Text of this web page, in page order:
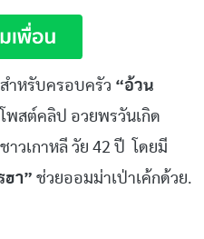
ำหรับครอบครัว “อ้วน
พสต์คลิป อวยพรวันเกิด
าวเกาหลี วัย 42 ปี โดยมี
ฮา” ช่วยออมม่าเป่าเค้กด้วย.